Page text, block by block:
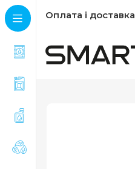
Оплата і доставка